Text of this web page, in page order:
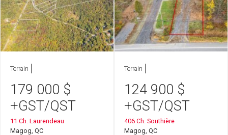
Terrain
179 000 $
+GST/QST
11 Ch. Laurendeau
Magog, QC
Terrain
124 900 $
+GST/QST
406 Ch. Southière
Magog, QC